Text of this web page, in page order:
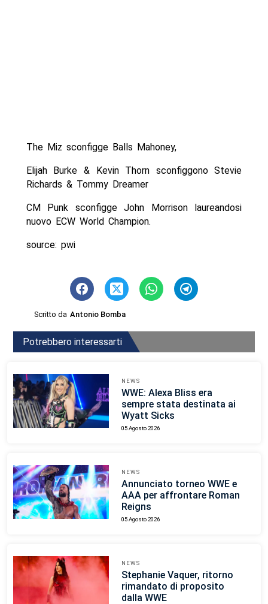
The Miz sconfigge Balls Mahoney,
Elijah Burke & Kevin Thorn sconfiggono Stevie
Richards & Tommy Dreamer
CM Punk sconfigge John Morrison laureandosi
nuovo ECW World Champion.
source: pwi
Scritto da Antonio Bomba
Potrebbero interessarti
NEWS
WWE: Alexa Bliss era
sempre stata destinata ai
Wyatt Sicks
05 Agosto 2026
NEWS
Annunciato torneo WWE e
AAA per affrontare Roman
Reigns
05 Agosto 2026
NEWS
Stephanie Vaquer, ritorno
rimandato di proposito
dalla WWE